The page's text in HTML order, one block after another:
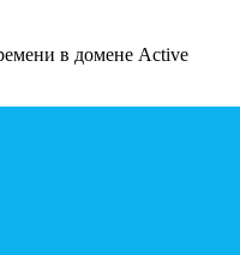
в домене Active